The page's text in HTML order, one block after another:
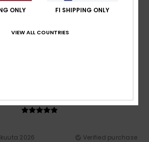
Color
2026
Verified purchase
ONLY FI SHIPPING ONLY
VIEW ALL COUNTRIES